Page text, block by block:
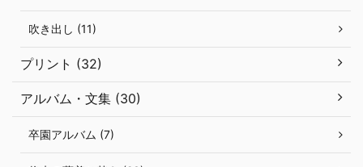
吹き出し (11)
プリント (32)
アルバム・文集 (30)
卒園アルバム (7)